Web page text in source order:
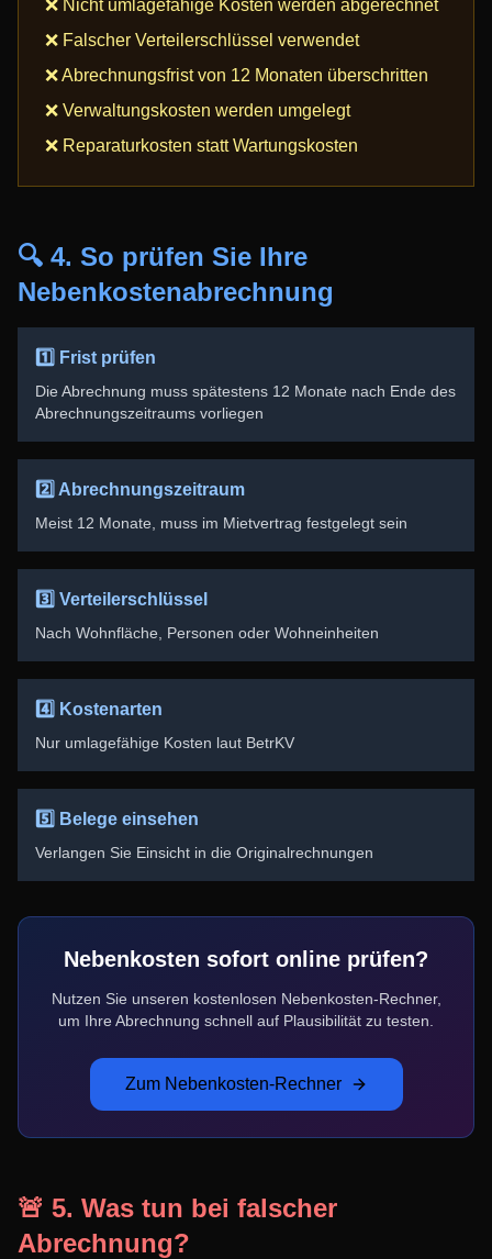
❌ Nicht umlagefähige Kosten werden abgerechnet
❌ Falscher Verteilerschlüssel verwendet
❌ Abrechnungsfrist von 12 Monaten überschritten
❌ Verwaltungskosten werden umgelegt
❌ Reparaturkosten statt Wartungskosten
🔍 4. So prüfen Sie Ihre
Nebenkostenabrechnung
1️⃣ Frist prüfen
Die Abrechnung muss spätestens 12 Monate nach Ende des
Abrechnungszeitraums vorliegen
2️⃣ Abrechnungszeitraum
Meist 12 Monate, muss im Mietvertrag festgelegt sein
3️⃣ Verteilerschlüssel
Nach Wohnfläche, Personen oder Wohneinheiten
4️⃣ Kostenarten
Nur umlagefähige Kosten laut BetrKV
5️⃣ Belege einsehen
Verlangen Sie Einsicht in die Originalrechnungen
Nebenkosten sofort online prüfen?
Nutzen Sie unseren kostenlosen Nebenkosten-Rechner,
um Ihre Abrechnung schnell auf Plausibilität zu testen.
Zum Nebenkosten-Rechner
🚨 5. Was tun bei falscher
Abrechnung?